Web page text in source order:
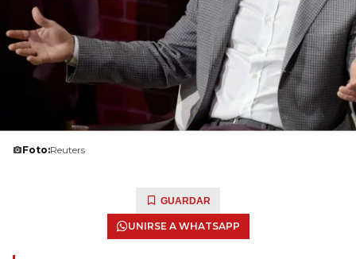
Foto:Reuters
GUARDAR
UNIRSE A WHATSAPP